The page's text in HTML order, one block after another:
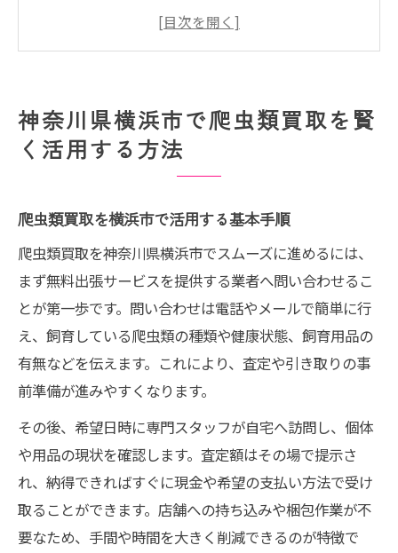
無料出張で爬虫類買取を依頼するメリット
神奈川県の爬虫類買取は安心査定が重要
無料出張で手間なく爬虫類買取ができる流れ
爬虫類買取は無料査定で納得の売却が実現
出張買取で爬虫類のストレスを減らす方法
爬虫類買取の予約から引き取りまでの手順
自宅完結で安心できる爬虫類買取の流れ
まとめて売るなら爬虫類買取の無料出張が便利
爬虫類買取はまとめ売りで査定もスムーズ
現
爬虫類買取のまとめ売りが得な理由とは
複数の爬虫類を一括で買取できる出張サー
ビス
神奈川県横浜市で爬虫類買取を賢
く活用する方法
爬虫類買取を横浜市で活用する基本手順
爬虫類買取を神奈川県横浜市でスムーズに進めるには、
まず無料出張サービスを提供する業者へ問い合わせるこ
とが第一歩です。問い合わせは電話やメールで簡単に行
え、飼育している爬虫類の種類や健康状態、飼育用品の
有無などを伝えます。これにより、査定や引き取りの事
前準備が進みやすくなります。
その後、希望日時に専門スタッフが自宅へ訪問し、個体
や用品の現状を確認します。査定額はその場で提示さ
れ、納得できればすぐに現金や希望の支払い方法で受け
取ることができます。店舗への持ち込みや梱包作業が不
要なため、手間や時間を大きく削減できるのが特徴で